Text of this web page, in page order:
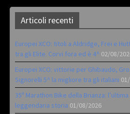
Articoli recenti
Europei XCO: titoli a Aldridge, Frei e
tra gli Elite. Corvi fora ed è 4^ 02/08/
Europei XCO: vittorie per Ghibaudo,
Signorelli 5^ la migliore tra gli italiani
35ª Marathon Bike della Brianza:
leggendaria storia 01/08/2026